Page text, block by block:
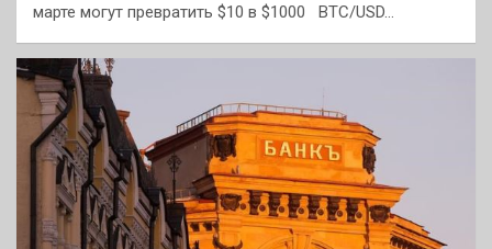
марте могут превратить $10 в $1000 BTC/USD…